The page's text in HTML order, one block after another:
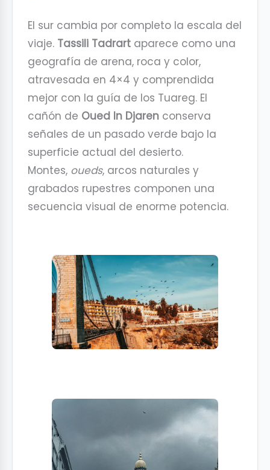
El sur cambia por completo la escala del
viaje. Tassili Tadrart aparece como una
geografía de arena, roca y color,
atravesada en 4×4 y comprendida
mejor con la guía de los Tuareg. El
cañón de Oued In Djaren conserva
señales de un pasado verde bajo la
superficie actual del desierto.
Montes, oueds, arcos naturales y
grabados rupestres componen una
secuencia visual de enorme potencia.